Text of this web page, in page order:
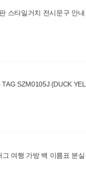
스타일거치 전시문구 안내
SZM0105J (DUCK YEL
여행 가방 백 이름표 분실